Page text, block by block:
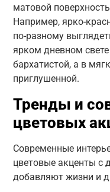
матовой
Например, ярко-
по-разному
ярком дневном
бархатистой, а в
приглушенной.
Тренды и
цветовых
Современные
цветовые акценты с
добавляют жизни и